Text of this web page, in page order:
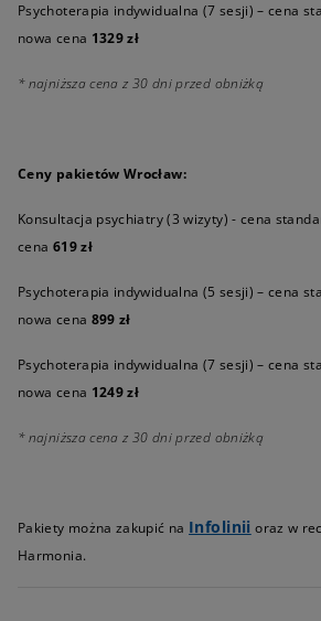
Psychoterapia indywidualna (7 sesji) – cena
nowa cena 1329 zł
* najniższa cena z 30 dni przed obniżką
Ceny pakietów Wrocław:
Konsultacja psychiatry (3 wizyty) - cena
cena 619 zł
Psychoterapia indywidualna (5 sesji) – cena
nowa cena 899 zł
Psychoterapia indywidualna (7 sesji) – cena
nowa cena 1249 zł
* najniższa cena z 30 dni przed obniżką
Pakiety można zakupić na Infolinii oraz w
Harmonia.